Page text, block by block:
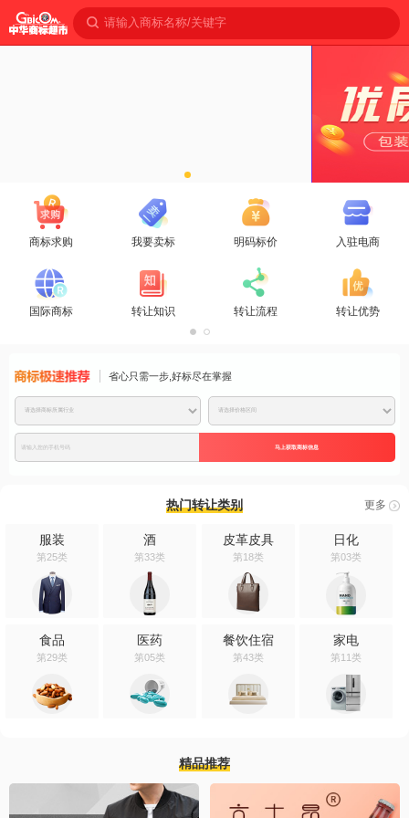
请输入商标名称/关键字
商标求购 我要卖标 明码标价 入驻电商
国际商标 转让知识 转让流程 转让优势
省心只需一步,好标尽在掌握
商标免费推
马上获取商标信息
更多
热门转让类别
服装
第25类
酒
第33类
皮革皮具
第18类
日化
第03类
食品
第29类
医药
第05类
餐饮住宿
第43类
家电
第11类
精品推荐